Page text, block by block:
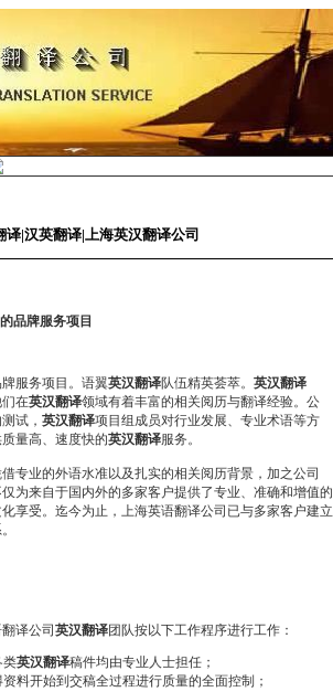
译|汉英翻译|上海英汉翻译公司
品牌服务项目
服务项目。语翼英汉翻译队伍精英荟萃。 英汉翻译
在英汉翻译领域有着丰富的相关阅历与翻译经验。公
试， 英汉翻译项目组成员对行业发展、专业术语等方
量高、速度快的英汉翻译服务。
借专业的外语水准以及扎实的相关阅历背景，加之公司
为来自于国内外的多家客户提供了专业、准确和增值的
享受。迄今为止，上海英语翻译公司已与多家客户建立
译公司 英汉翻译团队按以下工作程序进行工作：
类英汉翻译稿件均由专业人士担任；
料开始到交稿全过程进行质量的全面控制；